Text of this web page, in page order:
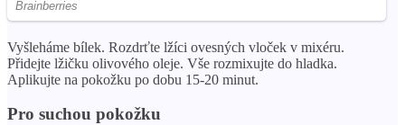
Vyšleháme bílek. Rozdrťte lžíci ovesných vloček v mixéru.
Přidejte lžičku olivového oleje. Vše rozmixujte do hladka.
Aplikujte na pokožku po dobu 15-20 minut.
Pro suchou pokožku